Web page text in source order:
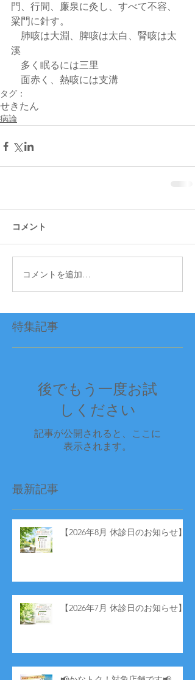
門、行間、廉泉に灸し、すべて不容、
粱門に針す。
溪
    多く眠るには三里
    面赤く、熱咳には支溝
タグ：
せき たん
病論
コメント
コメントを追加…
特集記事
後でもう一度お試
しください
記事が公開されると、ここに
表示されます。
最新記事
【2026年8月 休診日のお知らせ】
【2026年7月 休診日のお知らせ】